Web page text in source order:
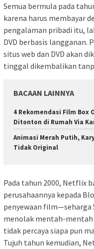
Semua bermula pada
karena harus membayar
pengalaman pribadi itu,
DVD berbasis
situs web dan DVD akan
tinggal dikembalikan
BACAAN LAINNYA
4 Rekomendasi Film Box
Ditonton di Rumah Via
Animasi Merah Putih,
Tidak Original
Pada tahun 2000, Netflix
perusahaannya kepada
penyewaan film—seharga
menolak mentah-mentah
tidak percaya siapa pun
Tujuh tahun kemudian,